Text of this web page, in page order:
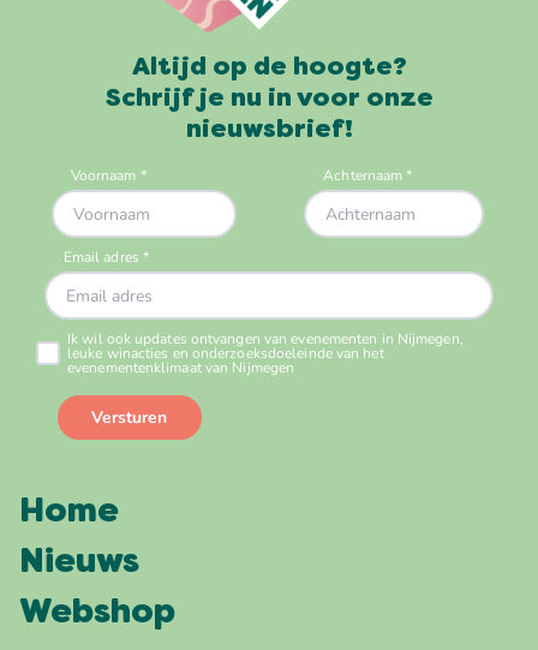
Altijd op de hoogte?
Schrijf je nu in voor onze
nieuwsbrief!
Home
Nieuws
Webshop